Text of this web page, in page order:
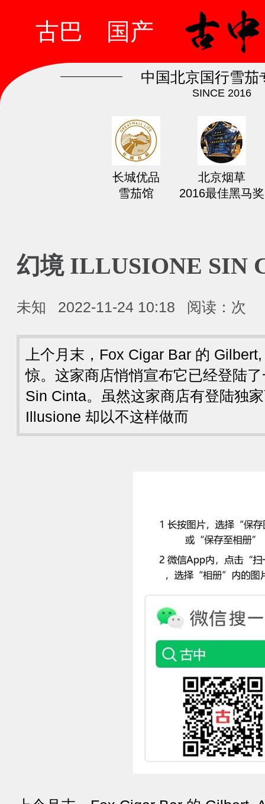
古巴 国产
中国北京国行雪茄
SINCE 2016
长城优品
雪茄馆
北京烟草
2016最佳黑马奖
幻境 ILLUSIONE SIN
未知 2022-11-24 10:18 阅读： 次
上个月末，Fox Cigar Bar 的
惊。这家商店悄悄宣布它已经登陆
Sin Cinta。虽然这家商店有登陆独
Illusione 却以不这样做而